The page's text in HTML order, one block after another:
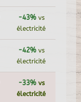
-43%vs
électricité
-42%vs
électricité
-33%vs
électricité